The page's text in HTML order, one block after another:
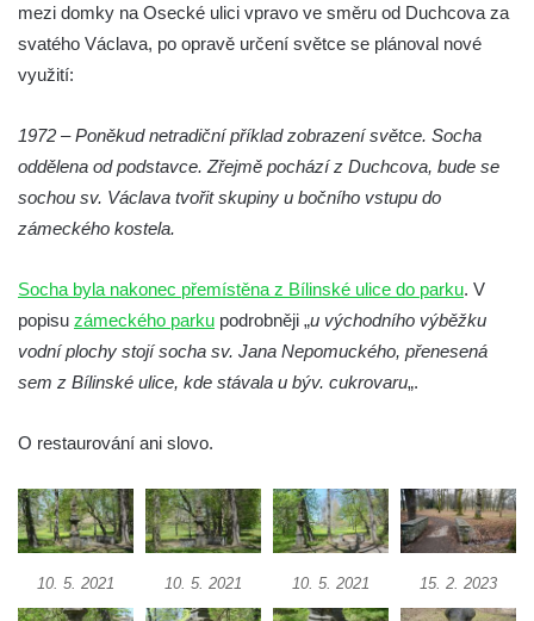
Socha Krista klesajícího pod křížem u
kostela svatého Mikuláše v Českých
Socha S tebou v parku na Senovážném
Socha Tornádo v parku na Senovážném
náměstí v Českých Budějovicích
Sousoší Humanoidi na Lannově třídě v
Českých Budějovicích
Pomník Přemysla Otakara II. v parku Na
Sadech v Českých Budějovicích
Českých Budějovicích
mezi domky na Osecké ulici vpravo ve směru od Duchcova za
svatého Václava, po opravě určení světce se plánoval nové
využití:
1972 – Poněkud netradiční příklad zobrazení světce. Socha
oddělena od podstavce. Zřejmě pochází z Duchcova, bude se
sochou sv. Václava tvořit skupiny u bočního vstupu do
zámeckého kostela.
Socha byla nakonec přemístěna z Bílinské ulice do parku. V
popisu zámeckého parku podrobněji „u východního výběžku
vodní plochy stojí socha sv. Jana Nepomuckého, přenesená
sem z Bílinské ulice, kde stávala u býv. cukrovaru„.
O restaurování ani slovo.
10. 5. 2021 10. 5. 2021 10. 5. 2021 15. 2. 2023